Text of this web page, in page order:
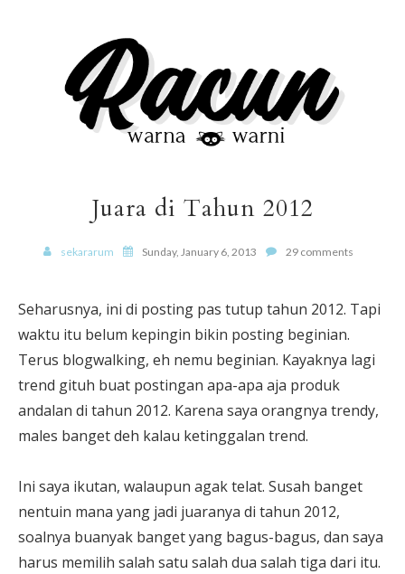
Juara di Tahun 2012
sekararum Sunday, January 6, 2013 29 comments
Seharusnya, ini di posting pas tutup tahun 2012. Tapi
waktu itu belum kepingin bikin posting beginian.
Terus blogwalking, eh nemu beginian. Kayaknya lagi
trend gituh buat postingan apa-apa aja produk
andalan di tahun 2012. Karena saya orangnya trendy,
males banget deh kalau ketinggalan trend.
Ini saya ikutan, walaupun agak telat. Susah banget
nentuin mana yang jadi juaranya di tahun 2012,
soalnya buanyak banget yang bagus-bagus, dan saya
harus memilih salah satu salah dua salah tiga dari itu.